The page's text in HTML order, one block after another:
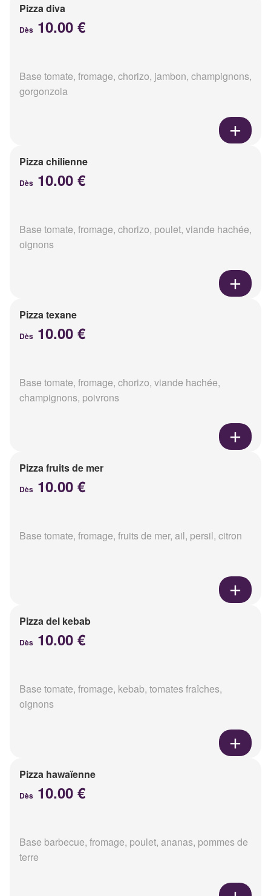
Pizza diva
Dès 10.00 €
Base tomate, fromage, chorizo, jambon, champignons,
gorgonzola
Pizza chilienne
Dès 10.00 €
Base tomate, fromage, chorizo, poulet, viande hachée,
oignons
Pizza texane
Dès 10.00 €
Base tomate, fromage, chorizo, viande hachée,
champignons, poivrons
Pizza fruits de mer
Dès 10.00 €
Base tomate, fromage, fruits de mer, ail, persil, citron
Pizza del kebab
Dès 10.00 €
Base tomate, fromage, kebab, tomates fraîches,
oignons
Pizza hawaïenne
Dès 10.00 €
Base barbecue, fromage, poulet, ananas, pommes de
terre